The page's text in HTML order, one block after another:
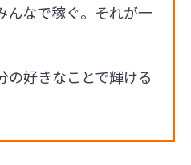
んなで稼ぐ。それが一
の好きなことで輝ける